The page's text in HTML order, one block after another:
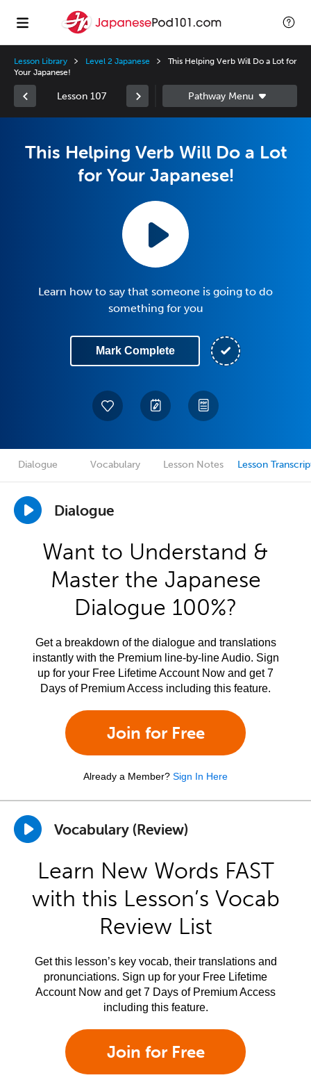
Lesson Library Level 2 Japanese
This Helping Verb Will Do a Lot for
Your Japanese!
Lesson 107
This Helping Verb Will Do a Lot
for Your Japanese!
Learn how to say that someone is going to do
something for you
Mark Complete
Dialogue Vocabulary Lesson Notes Lesson
Dialogue
Want to Understand &
Master the Japanese
Dialogue 100%?
Get a breakdown of the dialogue and translations
instantly with the Premium line-by-line Audio. Sign
up for your Free Lifetime Account Now and get 7
Days of Premium Access including this feature.
Join for Free
Already a Member? Sign In Here
Vocabulary (Review)
Learn New Words FAST
with this Lesson’s Vocab
Review List
Get this lesson’s key vocab, their translations and
pronunciations. Sign up for your Free Lifetime
Account Now and get 7 Days of Premium Access
including this feature.
Join for Free